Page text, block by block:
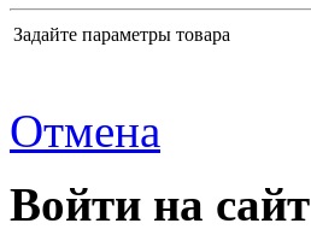
Задайте параметры товара
Отмена
Войти на сайт